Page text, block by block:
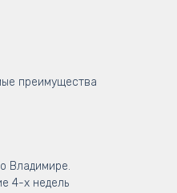
преимущества
Владимире.
4-х недель